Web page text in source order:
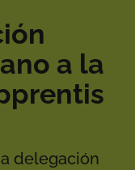
a la
delegación